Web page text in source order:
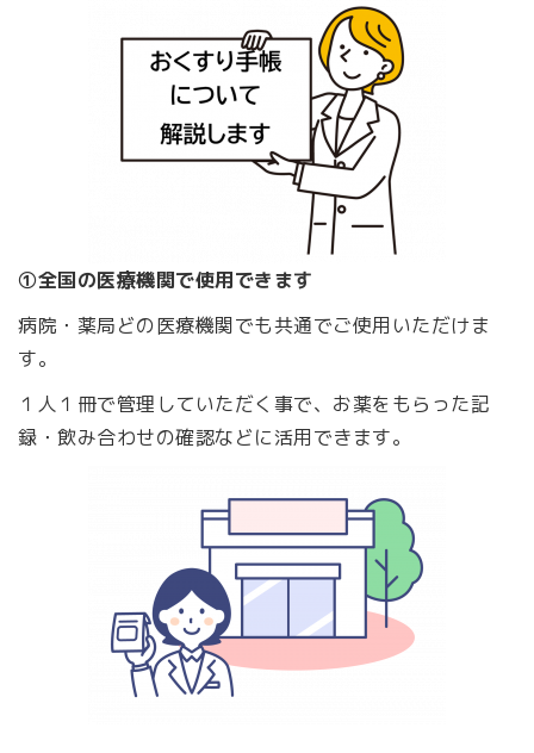
①全国の医療機関で使用できます
病院・薬局どの医療機関でも共通でご使用いただけま
す。
１人１冊で管理していただく事で、お薬をもらった記
録・飲み合わせの確認などに活用できます。